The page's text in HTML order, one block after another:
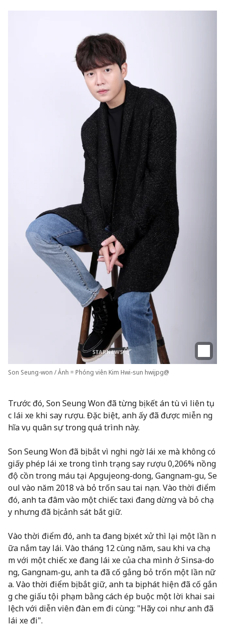
Son Seung-won / Ảnh = Phóng viên Kim Hwi-sun hwijpg@
Trước đó, Son Seung Won đã từng bị kết án tù vì liên tụ
c lái xe khi say rượu. Đặc biệt, anh ấy đã được miễn ng
hĩa vụ quân sự trong quá trình này.
Son Seung Won đã bị bắt vì nghi ngờ lái xe mà không có
giấy phép lái xe trong tình trạng say rượu 0,206% nồng
độ cồn trong máu tại Apgujeong-dong, Gangnam-gu, Se
oul vào năm 2018 và bỏ trốn sau tai nạn. Vào thời điểm
đó, anh ta đâm vào một chiếc taxi đang dừng và bỏ chạ
y nhưng đã bị cảnh sát bắt giữ.
Vào thời điểm đó, anh ta đang bị xét xử thì lại một lần n
ữa nắm tay lái. Vào tháng 12 cùng năm, sau khi va chạ
m với một chiếc xe đang lái xe của cha mình ở Sinsa-do
ng, Gangnam-gu, anh ta đã cố gắng bỏ trốn một lần nữ
a. Vào thời điểm bị bắt giữ, anh ta bị phát hiện đã cố gắn
g che giấu tội phạm bằng cách ép buộc một lời khai sai
lệch với diễn viên đàn em đi cùng: "Hãy coi như anh đã
lái xe đi".